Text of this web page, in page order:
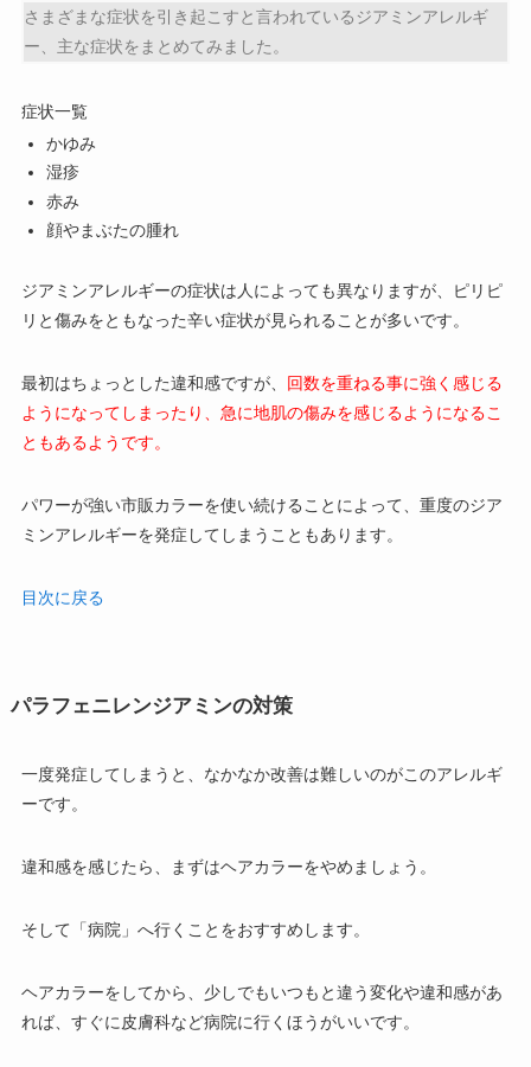
さまざまな症状を引き起こすと言われているジアミンアレルギ
ー、主な症状をまとめてみました。
症状一覧
かゆみ
湿疹
赤み
顔やまぶたの腫れ
ジアミンアレルギーの症状は人によっても異なりますが、ピリピ
リと傷みをともなった辛い症状が見られることが多いです。
最初はちょっとした違和感ですが、 回数を重ねる事に強く感じる
ようになってしまったり、急に地肌の傷みを感じるようになるこ
ともあるようです。
パワーが強い市販カラーを使い続けることによって、重度のジア
ミンアレルギーを発症してしまうこともあります。
目次に戻る
パラフェニレンジアミンの対策
一度発症してしまうと、なかなか改善は難しいのがこのアレルギ
ーです。
違和感を感じたら、 まずはヘアカラーをやめましょう 。
そして「病院」へ行くこと をおすすめします。
ヘアカラーをしてから、少しでもいつもと違う変化や違和感があ
れば、すぐに皮膚科など病院に行くほうがいいです。